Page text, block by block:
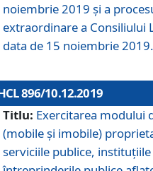
noiembrie 2019 și a
extraordinare a Consiliului
data de 15 noiembrie 2019.
896/10.12.2019
Titlu: Exercitarea modului
(mobile și imobile)
serviciile publice,